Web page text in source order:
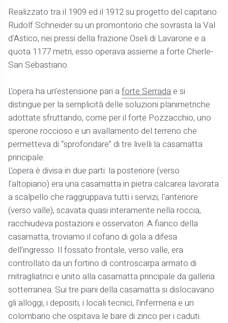
Realizzato tra il 1909 ed il 1912 su progetto del capitano
Rudolf Schneider su un promontorio che sovrasta la Val
d'Astico, nei pressi della frazione Oseli di Lavarone e a
quota 1177 metri, esso operava assieme a forte Cherle-
San Sebastiano.
L'opera ha un’estensione pari aforte Serradae si
distingue per la semplicità delle soluzioni planimetriche
adottate sfruttando, come per il forte Pozzacchio, uno
sperone roccioso e un avallamento del terreno che
permetteva di “sprofondare” di tre livelli la casamatta
principale.
L'opera è divisa in due parti: la posteriore (verso
l'altopiano) era una casamatta in pietra calcarea lavorata
a scalpello che raggruppava tutti i servizi, l'anteriore
(verso valle), scavata quasi interamente nella roccia,
racchiudeva postazioni e osservatori. A fianco della
casamatta, troviamo il cofano di gola a difesa
dell’ingresso. Il fossato frontale, verso valle, era
controllato da un fortino di controscarpa armato di
mitragliatrici e unito alla casamatta principale da galleria
sotterranea. Sui tre piani della casamatta si dislocavano
gli alloggi, i depositi, i locali tecnici, l’infermeria e un
colombario che ospitava le bare di zinco per i caduti.